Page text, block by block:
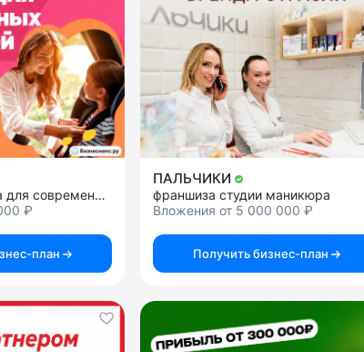
франшиза сервиса для современных родителей
₽
план
ПАЛЬЧИКИ
франшиза студии маникюра
Вложения от 5 000 000 ₽
Получить бизнес-план